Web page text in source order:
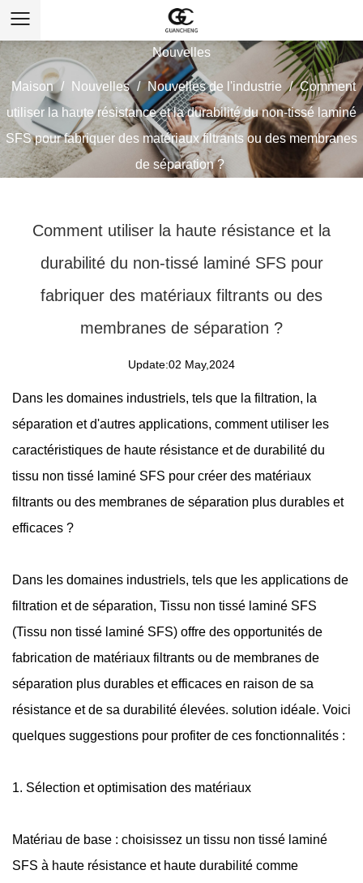
Nouvelles
Maison / Nouvelles / Nouvelles de l'industrie / Comment
utiliser la haute résistance et la durabilité du non-tissé laminé
SFS pour fabriquer des matériaux filtrants ou des membranes
de séparation ?
Comment utiliser la haute résistance et la
durabilité du non-tissé laminé SFS pour
fabriquer des matériaux filtrants ou des
membranes de séparation ?
Update:02 May,2024
Dans les domaines industriels, tels que la filtration, la
séparation et d'autres applications, comment utiliser les
caractéristiques de haute résistance et de durabilité du
tissu non tissé laminé SFS pour créer des matériaux
filtrants ou des membranes de séparation plus durables et
efficaces ?
Dans les domaines industriels, tels que les applications de
filtration et de séparation, Tissu non tissé laminé SFS
(Tissu non tissé laminé SFS) offre des opportunités de
fabrication de matériaux filtrants ou de membranes de
séparation plus durables et efficaces en raison de sa
résistance et de sa durabilité élevées. solution idéale. Voici
quelques suggestions pour profiter de ces fonctionnalités :
1. Sélection et optimisation des matériaux
Matériau de base : choisissez un tissu non tissé laminé
SFS à haute résistance et haute durabilité comme